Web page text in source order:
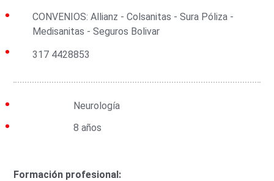
CONVENIOS: Allianz - Colsanitas - Sura Póliza -
Medisanitas - Seguros Bolivar
317 4428853
Neurología
8 años
Formación profesional: